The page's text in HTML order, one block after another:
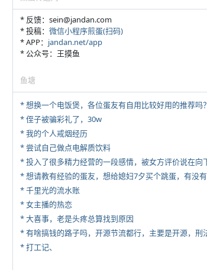
* 反馈：sein@jandan.com
* 投稿： 微信小程序煎蛋(扫码)
* APP： jandan.net/app
* 公众号：王摸鱼
鱼塘
* 想换一个电饭煲，各位蛋友有自用比较好用的推荐吗？
* 侄子被骗彩礼了，30w
* 我的个人戒烟经历
* 尝试自己做点电解质饮料
* 千里光的流水账
* 女主播的热恋
* 大喜事，老是头疼总算找到原因
* 打工记、